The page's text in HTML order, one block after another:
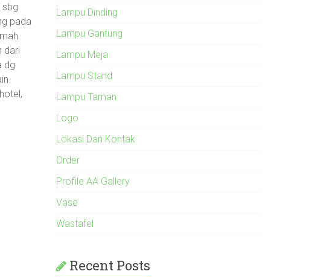
sbg
pada
dari
dg
Lampu Dinding
Lampu Gantung
Lampu Meja
Lampu Stand
Lampu Taman
Logo
Lokasi Dan Kontak
Order
Profile AA Gallery
Vase
Wastafel
Recent Posts